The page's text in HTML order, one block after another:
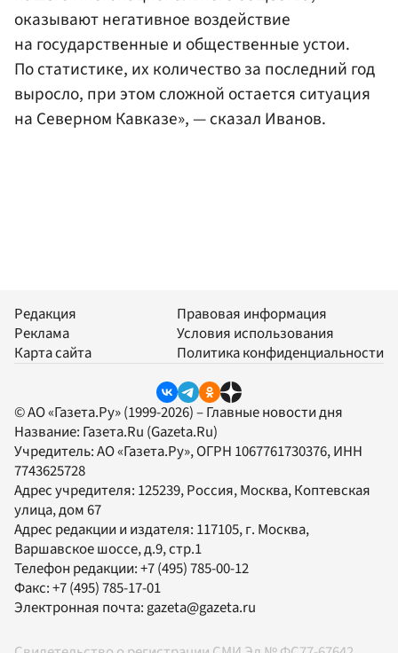
оказывают негативное воздействие
на государственные и общественные устои.
По статистике, их количество за последний год
выросло, при этом сложной остается ситуация
на Северном Кавказе», — сказал Иванов.
Редакция
Реклама
Карта сайта
Правовая информация
Условия использования
Политика конфиденциальности
© АО «Газета.Ру» (1999-2026) – Главные новости дня
Название: Газета.Ru (Gazeta.Ru)
Учредитель:АО «Газета.Ру», ОГРН 1067761730376, ИНН
7743625728
Адрес учредителя: 125239, Россия, Москва, Коптевская
улица, дом 67
Адрес редакции и издателя: 117105, г. Москва,
Варшавское шоссе, д.9, стр.1
Телефон редакции:+7 (495) 785-00-12
Факс:+7 (495) 785-17-01
Электронная почта: gazeta@gazeta.ru